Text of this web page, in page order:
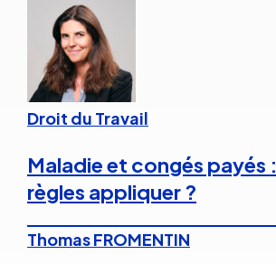
Droit du Travail
Maladie et congés payés
règles appliquer ?
Thomas FROMENTIN